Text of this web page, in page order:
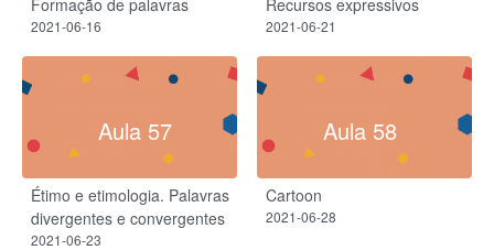
2021-06-16 2021-06-21
Aula 57
Étimo e etimologia. Palavras
divergentes e convergentes
2021-06-23
Aula 58
Cartoon
2021-06-28